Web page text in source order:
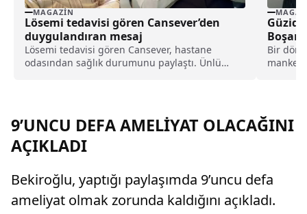
MAGAZIN
Lösemi tedavisi gören Cansever’den
duygulandıran mesaj
Lösemi tedavisi gören Cansever, hastane
odasından sağlık durumunu paylaştı. Ünlü
Bir
9’UNCU DEFA AMELİYAT OLACAĞINI
AÇIKLADI
Bekiroğlu, yaptığı paylaşımda 9’uncu defa
ameliyat olmak zorunda kaldığını açıkladı.